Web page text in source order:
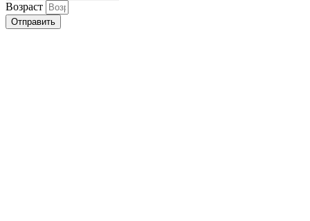
Возраст
Отправить